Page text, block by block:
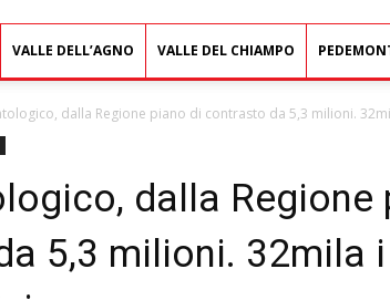
VALLE DELL’AGNO VALLE DEL CHIAMPO
dalla Regione piano di contrasto da 5,3 milioni.
dalla Regione
5,3 milioni. 32mila